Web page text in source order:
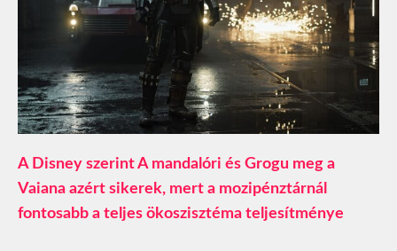
A Disney szerint A mandalóri és Grogu meg a
Vaiana azért sikerek, mert a mozipénztárnál
fontosabb a teljes ökoszisztéma teljesítménye